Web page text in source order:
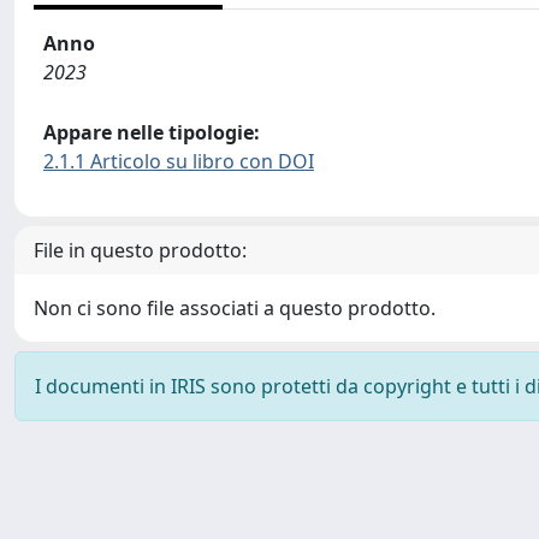
Anno
2023
Appare nelle tipologie:
2.1.1 Articolo su libro con DOI
File in questo prodotto:
Non ci sono file associati a questo prodotto.
I documenti in IRIS sono protetti da copyright e tutti i